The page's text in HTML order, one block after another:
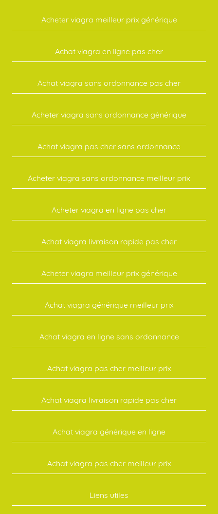
Acheter viagra meilleur prix générique
Achat viagra en ligne pas cher
Achat viagra sans ordonnance pas cher
Acheter viagra sans ordonnance générique
Achat viagra pas cher sans ordonnance
Acheter viagra sans ordonnance meilleur prix
Acheter viagra en ligne pas cher
Achat viagra livraison rapide pas cher
Acheter viagra meilleur prix générique
Achat viagra générique meilleur prix
Achat viagra en ligne sans ordonnance
Achat viagra pas cher meilleur prix
Achat viagra livraison rapide pas cher
Achat viagra générique en ligne
Achat viagra pas cher meilleur prix
Liens utiles